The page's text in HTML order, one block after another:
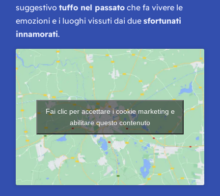
suggestivo tuffo nel passato che fa vivere le
emozioni e i luoghi vissuti dai due sfortunati
innamorati.
Fai clic per accettare i cookie marketing e
abilitare questo contenuto